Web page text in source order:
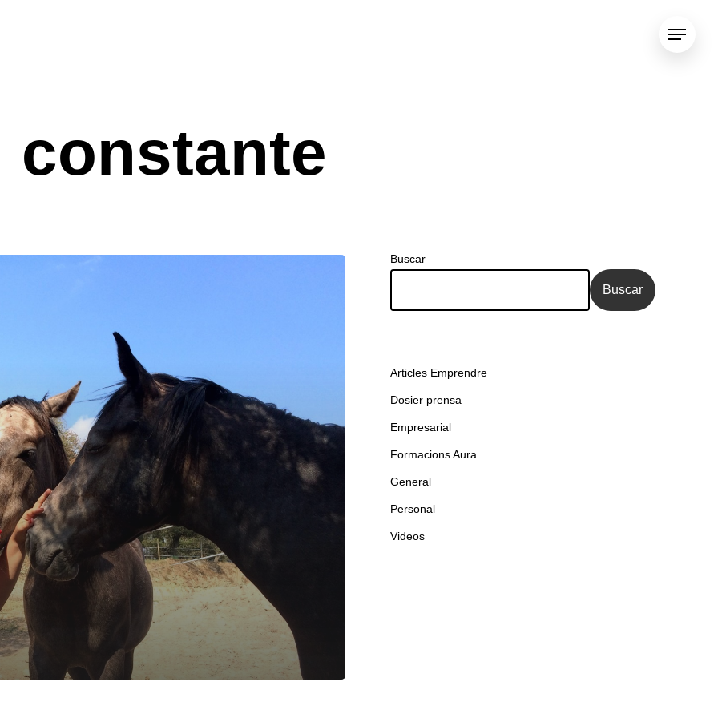
Menu
constante
Buscar
Buscar
Articles Emprendre
Dosier prensa
Empresarial
Formacions Aura
General
Personal
Videos